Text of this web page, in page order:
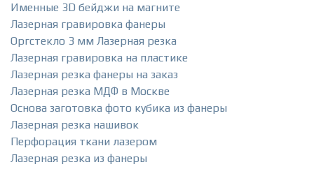
Именные 3D бейджи на магните
Лазерная гравировка фанеры
Оргстекло 3 мм Лазерная резка
Лазерная гравировка на пластике
Лазерная резка фанеры на заказ
Лазерная резка МДФ в Москве
Основа заготовка фото кубика из фанеры
Лазерная резка нашивок
Перфорация ткани лазером
Лазерная резка из фанеры